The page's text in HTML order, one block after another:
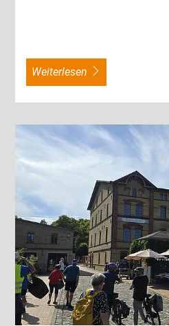
weiterlesen